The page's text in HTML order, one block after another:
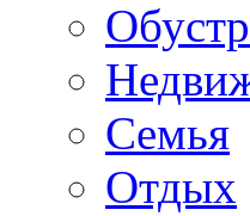
Семья
Отдых